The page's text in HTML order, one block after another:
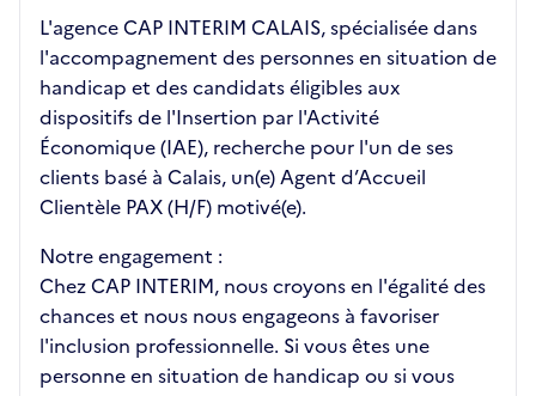
L'agence CAP INTERIM CALAIS, spécialisée dans
l'accompagnement des personnes en situation de
handicap et des candidats éligibles aux
dispositifs de l'Insertion par l'Activité
Économique (IAE), recherche pour l'un de ses
clients basé à Calais, un(e) Agent d’Accueil
Clientèle PAX (H/F) motivé(e).
Notre engagement :
Chez CAP INTERIM, nous croyons en l'égalité des
chances et nous nous engageons à favoriser
l'inclusion professionnelle. Si vous êtes une
personne en situation de handicap ou si vous